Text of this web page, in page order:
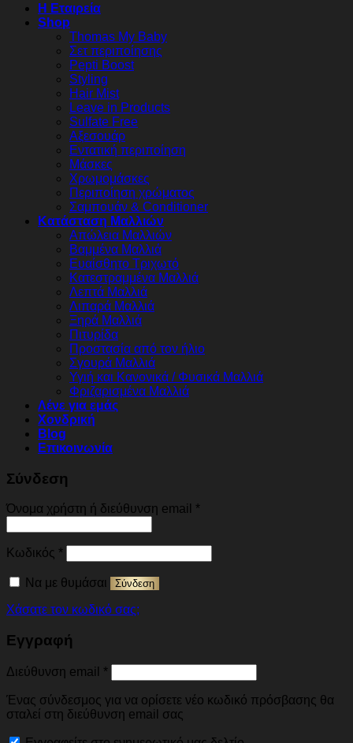
Η Εταιρεία
Shop
Thomas My Baby
Σετ περιποίησης
Pepti Boost
Styling
Hair Mist
Leave in Products
Sulfate Free
Αξεσουάρ
Εντατική περιποίηση
Μάσκες
Χρωμομάσκες
Περιποίηση χρώματος
Σαμπουάν & Conditioner
Κατάσταση Μαλλιών
Απώλεια Μαλλιών
Βαμμένα Μαλλιά
Ευαίσθητο Τριχωτό
Κατεστραμμένα Μαλλιά
Λεπτά Μαλλιά
Λιπαρά Μαλλιά
Ξηρά Μαλλιά
Πιτυρίδα
Προστασία από τον ήλιο
Σγουρά Μαλλιά
Υγιή και Κανονικά / Φυσικά Μαλλιά
Φριζαρισμένα Μαλλιά
Λένε για εμάς
Χονδρική
Blog
Επικοινωνία
Σύνδεση
Όνομα χρήστη ή διεύθυνση email *Απαιτείται
Κωδικός *Απαιτείται
Να με θυμάσαι Σύνδεση
Χάσατε τον κωδικό σας;
Εγγραφή
Διεύθυνση email *Απαιτείται
Ένας σύνδεσμος για να ορίσετε νέο κωδικό πρόσβασης θα
σταλεί στη διεύθυνση email σας